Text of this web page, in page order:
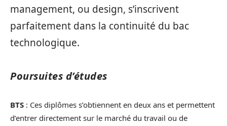
management, ou design, s’inscrivent
parfaitement dans la continuité du bac
technologique.
Poursuites d’études
BTS : Ces diplômes s’obtiennent en deux ans et permettent
d’entrer directement sur le marché du travail ou de